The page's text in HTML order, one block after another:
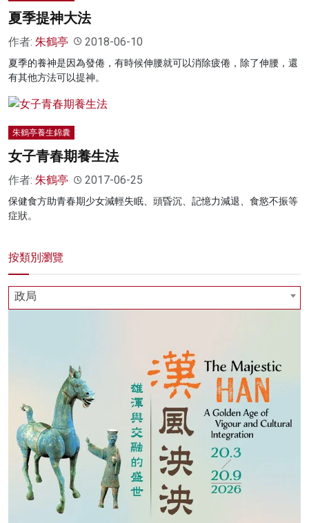
夏季提神大法
作者: 朱鶴亭 2018-06-10
夏季的養神是因為發倦，有時候伸腰就可以消除疲倦，除了伸腰，還
有其他方法可以提神。
朱鶴亭養生錦囊
女子青春期養生法
作者: 朱鶴亭 2017-06-25
保健食方助青春期少女減輕失眠、頭昏沉、記憶力減退、食慾不振等
症狀。
按類別瀏覽
政局